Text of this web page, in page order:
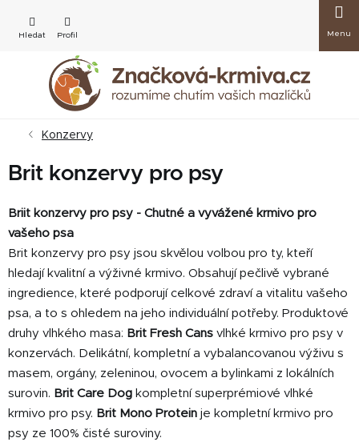
obsah
košík
Konzervy
Brit konzervy pro psy
Briit konzervy pro psy - Chutné a vyvážené krmivo pro
vašeho psa
Brit konzervy pro psy jsou skvělou volbou pro ty, kteří
hledají kvalitní a výživné krmivo. Obsahují pečlivě vybrané
ingredience, které podporují celkové zdraví a vitalitu vašeho
psa, a to s ohledem na jeho individuální potřeby. Produktové
druhy vlhkého masa: Brit Fresh Cans vlhké krmivo pro psy v
konzervách. Delikátní, kompletní a vybalancovanou výživu s
masem, orgány, zeleninou, ovocem a bylinkami z lokálních
surovin. Brit Care Dog kompletní superprémiové vlhké
krmivo pro psy. Brit Mono Protein je kompletní krmivo pro
psy ze 100% čisté suroviny.